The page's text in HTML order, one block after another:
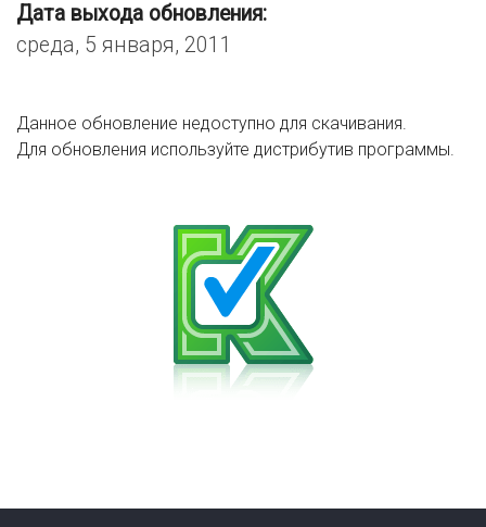
Дата выхода обновления:
среда, 5 января, 2011
Данное обновление недоступно для скачивания.
Для обновления используйте дистрибутив программы.